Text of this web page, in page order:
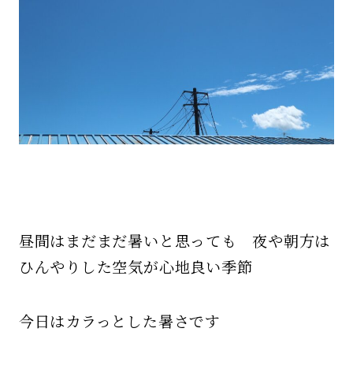
昼間はまだまだ暑いと思っても 夜や朝方は
ひんやりした空気が心地良い季節
今日はカラっとした暑さです